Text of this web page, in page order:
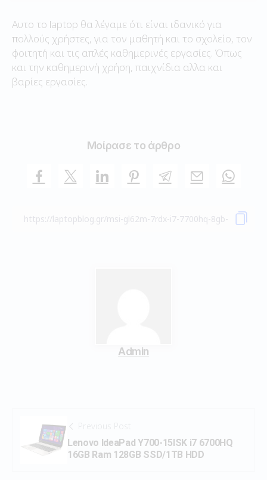
Αυτο το laptop θα λέγαμε ότι είναι ιδανικό για
πολλούς χρήστες, για τον μαθητή και το σχολείο, τον
φοιτητή και τις απλές καθημερινές εργασίες. Όπως
και την καθημερινή χρήση, παιχνίδια αλλα και
βαρίες εργασίες.
Μοίρασε το άρθρο
Admin
Previous Post
Lenovo IdeaPad Y700-15ISK i7 6700HQ
16GB Ram 128GB SSD/1TB HDD